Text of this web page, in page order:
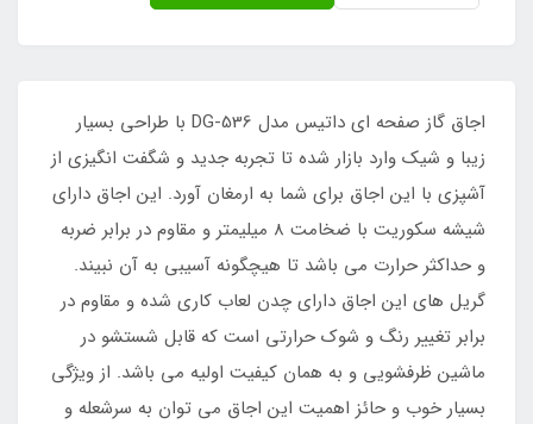
اجاق گاز صفحه ای داتیس مدل DG-536 با طراحی بسیار
زیبا و شیک وارد بازار شده تا تجربه جدید و شگفت انگیزی از
آشپزی با این اجاق برای شما به ارمغان آورد. این اجاق دارای
شیشه سکوریت با ضخامت 8 میلیمتر و مقاوم در برابر ضربه
و حداکثر حرارت می باشد تا هیچگونه آسیبی به آن نبیند.
گریل های این اجاق دارای چدن لعاب کاری شده و مقاوم در
برابر تغییر رنگ و شوک حرارتی است که قابل شستشو در
ماشین ظرفشویی و به همان کیفیت اولیه می باشد. از ویژگی
بسیار خوب و حائز اهمیت این اجاق می توان به سرشعله و